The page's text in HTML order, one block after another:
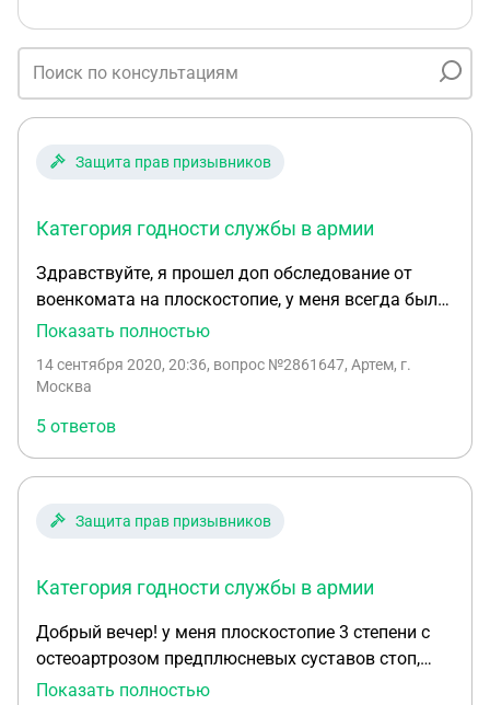
Защита прав призывников
Категория годности службы в армии
Здравствуйте, я прошел доп обследование от
военкомата на плоскостопие, у меня всегда была
3-я степень. Даже не поленился и сделал в
диагноз подтвердился, но зная, как работают
можно предположить, что во вторник (как мне
сказали), я должен получить результаты
обследования, которые возможно могут быть
неудовлетворительны для меня, (перечерчивают
углы и меняют на 2-ю степень плоскостопия,
как можно обжаловать эти результаты?,
(как-то обжаловать или попросить заново
сделать рентген), так как эти результаты мне
нужно будет нести в военкомат, а с военкоматом
Показать полностью
14 сентября 2020, 20:36, вопрос №2861647, Артем, г.
Москва
5 ответов
Защита прав призывников
Категория годности службы в армии
Добрый вечер! у меня плоскостопие 3 степени с
остеоартрозом предплюсневых суставов стоп,
вследствие прогрессирующий сколиоз 1 степени с
Показать полностью